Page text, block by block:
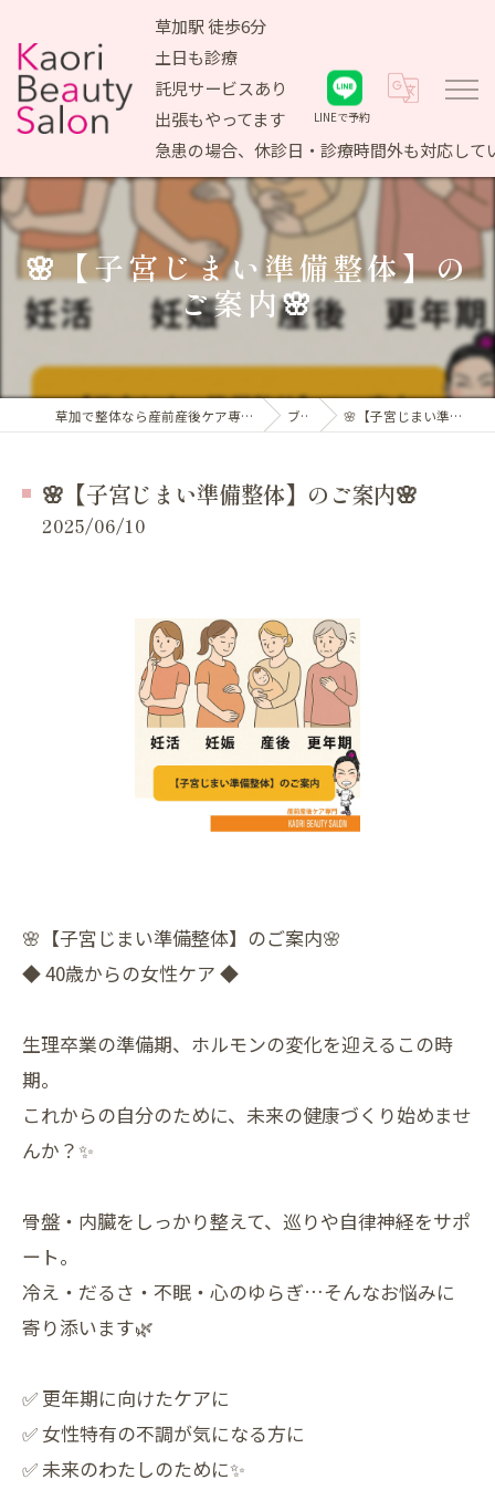
草加駅 徒歩6分
土日も診療
託児サービスあり
出張もやってます
急患の場合、休診日・診療時間外も対応して
LINEで予約
🌸【子宮じまい準備整体】の
ご案内🌸
草加で整体なら産前産後ケア専門 かおりビューティサロン ブログ 🌸【子宮じまい準備整体】のご案内🌸
🌸【子宮じまい準備整体】のご案内🌸
2025/06/10
🌸【子宮じまい準備整体】のご案内🌸
◆ 40歳からの女性ケア ◆
生理卒業の準備期、ホルモンの変化を迎えるこの時
期。
これからの自分のために、未来の健康づくり始めませ
んか？✨
骨盤・内臓をしっかり整えて、巡りや自律神経をサポ
ート。
冷え・だるさ・不眠・心のゆらぎ…そんなお悩みに
寄り添います🌿
✅ 更年期に向けたケアに
✅ 女性特有の不調が気になる方に
✅ 未来のわたしのために✨